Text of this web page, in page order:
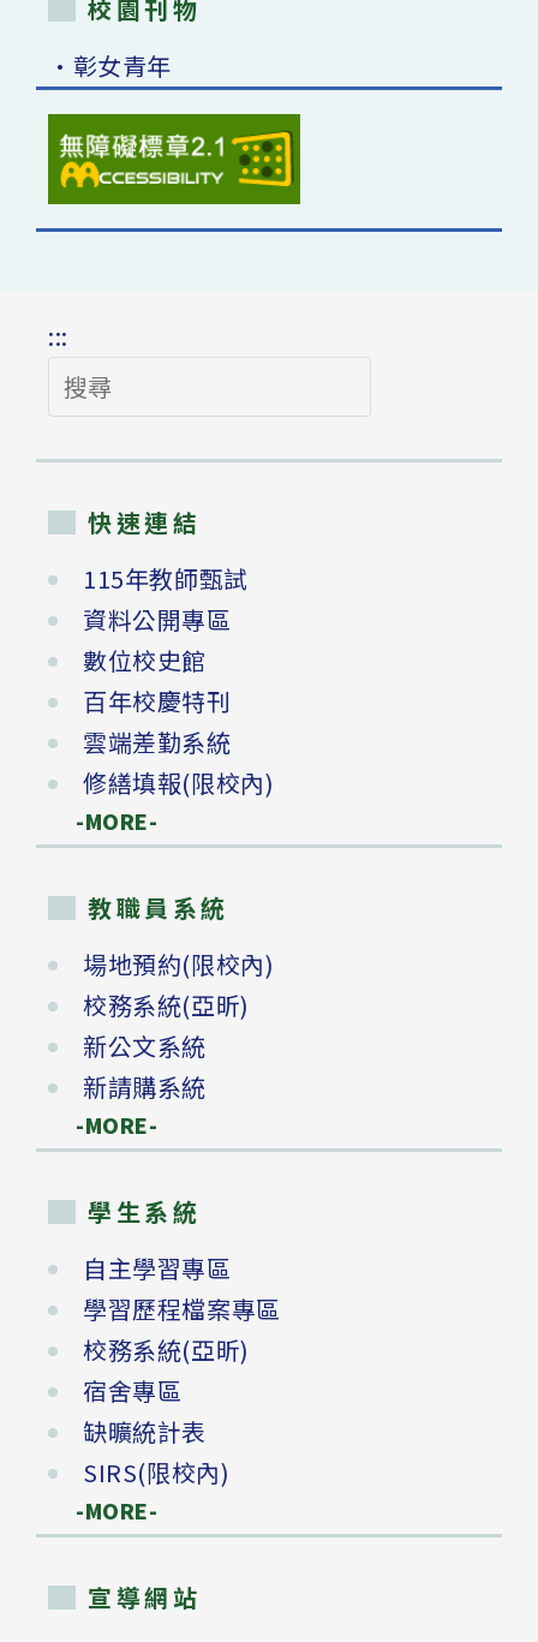
校園刊物
•彰女青年
:::
搜
尋
快速連結
115年教師甄試
資料公開專區
數位校史館
百年校慶特刊
雲端差勤系統
修繕填報(限校內)
-MORE-
教職員系統
場地預約(限校內)
校務系統(亞昕)
新公文系統
新請購系統
-MORE-
學生系統
自主學習專區
學習歷程檔案專區
校務系統(亞昕)
宿舍專區
缺曠統計表
SIRS(限校內)
-MORE-
宣導網站